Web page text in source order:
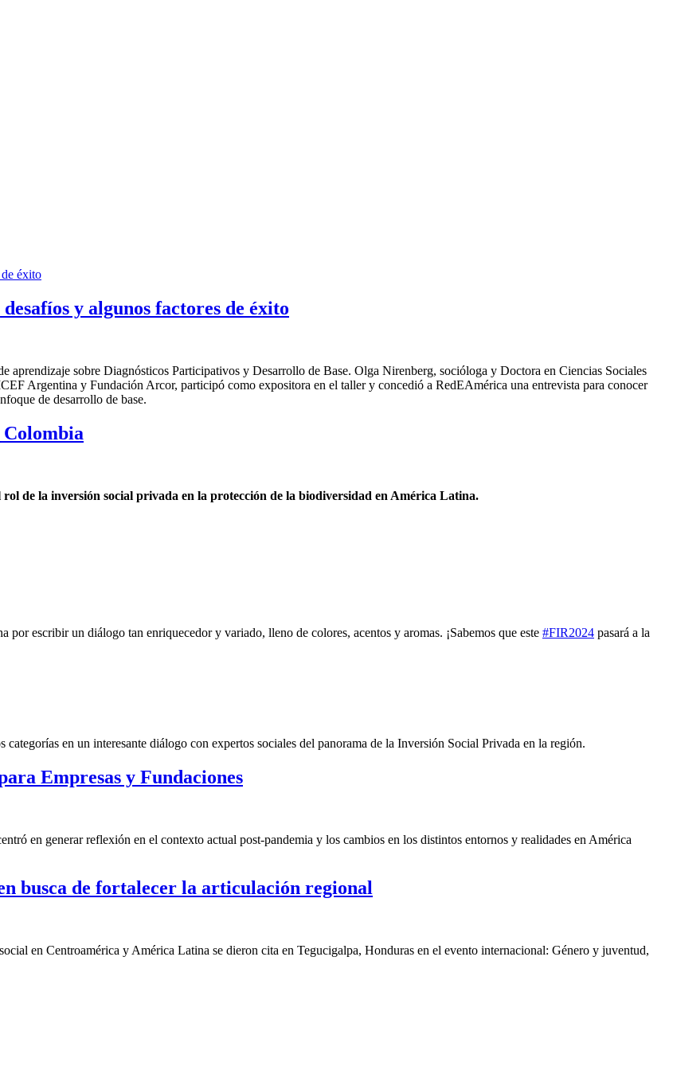
y algunos factores de éxito
aprendizaje sobre Diagnósticos Participativos y Desarrollo de Base. Olga Nirenberg, socióloga y Doctora en Ciencias Sociales
Argentina y Fundación Arcor, participó como expositora en el taller y concedió a RedEAmérica una entrevista para conocer
de desarrollo de base.
de la inversión social privada en la protección de la biodiversidad en América Latina.
escribir un diálogo tan enriquecedor y variado, lleno de colores, acentos y aromas. ¡Sabemos que este #FIR2024 pasará a la
en un interesante diálogo con expertos sociales del panorama de la Inversión Social Privada en la región.
Empresas y Fundaciones
en generar reflexión en el contexto actual post-pandemia y los cambios en los distintos entornos y realidades en América
busca de fortalecer la articulación regional
en Centroamérica y América Latina se dieron cita en Tegucigalpa, Honduras en el evento internacional: Género y juventud,